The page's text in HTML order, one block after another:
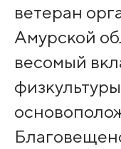
ветеран
Амурской
весомый